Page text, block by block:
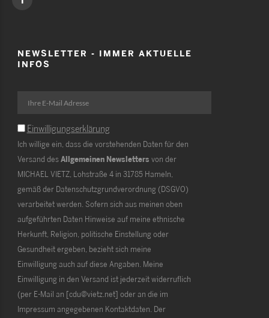
NEWSLETTER - IMMER AKTUELLE
INFOS
Einwilligungserklärung
Ich willige ein, dass die vorstehenden Daten für den
Versand desAllgemeinen Newsletters von der
MICHAEL VIETZ, Lohstraße 4 in 31785 Hameln,
gemäß der Datenschutzgrundverordnung (DSGVO)
verarbeitet werden. Sofern sich aus meinen oben
aufgeführten Daten Hinweise auf meine ethnische
Herkunft, Religion, politische Einstellung oder
Gesundheit ergeben, bezieht sich meine
Einwilligung auch auf diese Angaben. Meine
Einwilligung in den Versand ist jederzeit widerruflich
(per E-Mail an [cdu@vietz.net] oder an die im
Impressum angegebenen Kontaktdaten. Der